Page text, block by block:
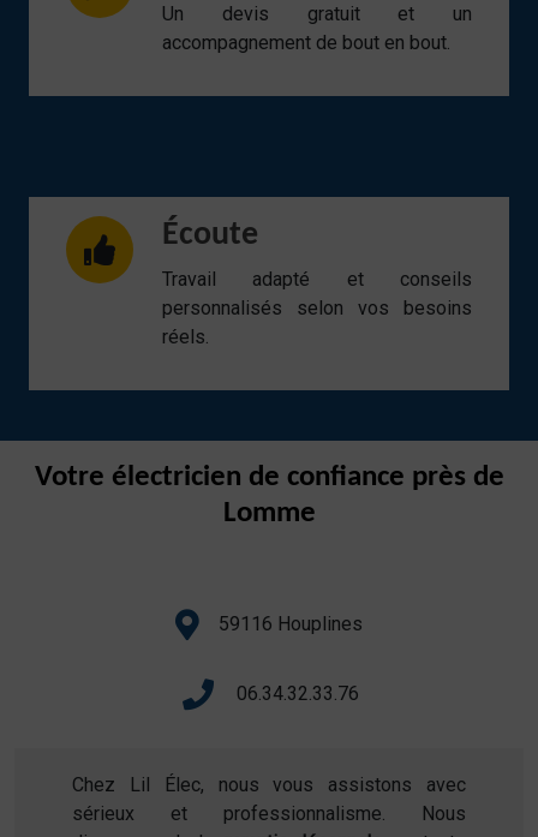
Un devis gratuit et un
accompagnement de bout en bout.
Écoute
Travail adapté et conseils
personnalisés selon vos besoins
réels.
Votre électricien de confiance près de
Lomme
59116 Houplines
06.34.32.33.76
Chez Lil Élec, nous vous assistons avec
sérieux et professionnalisme. Nous